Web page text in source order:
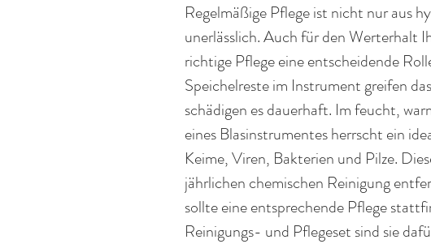
Regelmäßige Pflege ist nicht nur aus
unerlässlich. Auch für den Werterhalt
richtige Pflege eine entscheidende
Speichelreste im Instrumentgreifen
schädigen es dauerhaft. Im feucht,
eines Blasinstrumentesherrscht ein
Keime, Viren, Bakterien und Pilze.
jährlichen chemischen Reinigung
sollte eine entsprechende Pflege
Reinigungs- und Pflegeset sind sie